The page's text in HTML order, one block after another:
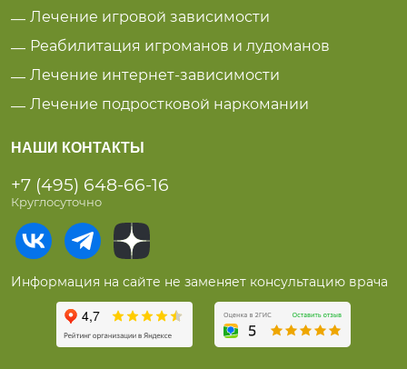
Лечение игровой зависимости
Реабилитация игроманов и лудоманов
Лечение интернет-зависимости
Лечение подростковой наркомании
НАШИ КОНТАКТЫ
+7 (495) 648-66-16
Круглосуточно
Информация на сайте не заменяет консультацию врача